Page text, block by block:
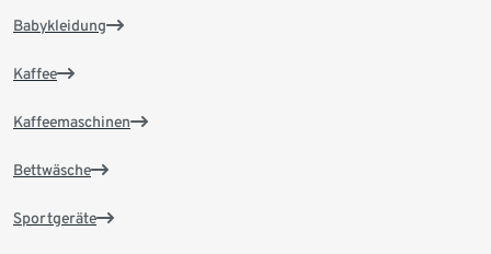
Babykleidung
Kaffee
Kaffeemaschinen
Bettwäsche
Sportgeräte